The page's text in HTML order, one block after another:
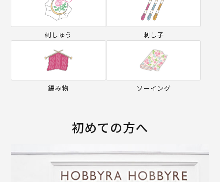
刺しゅう 刺し子
編み物 ソーイング
初めての方へ